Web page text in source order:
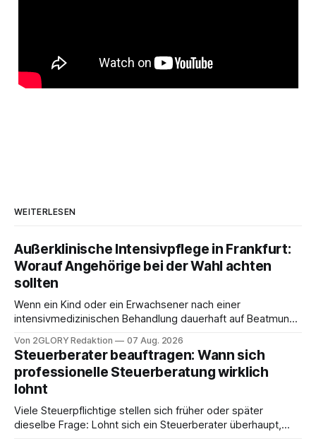
WEITERLESEN
Außerklinische Intensivpflege in Frankfurt:
Worauf Angehörige bei der Wahl achten
sollten
Wenn ein Kind oder ein Erwachsener nach einer
intensivmedizinischen Behandlung dauerhaft auf Beatmung
angewiesen ist, stellt sich für Familien eine schwierige
Frage: Muss die Versorgung dauerhaft in der Klinik bleiben –
oder ist ein Leben zu Hause möglich? Die außerklinische
Intensivpflege bietet genau diese Alternative: Sie
Von 2GLORY Redaktion 07 Aug. 2026
Steuerberater beauftragen: Wann sich
professionelle Steuerberatung wirklich
lohnt
Viele Steuerpflichtige stellen sich früher oder später
dieselbe Frage: Lohnt sich ein Steuerberater überhaupt,